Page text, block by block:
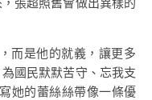
而是他的就義，讓更多
國民默默苦守、忘我支
她的蕾絲絲帶像一條優